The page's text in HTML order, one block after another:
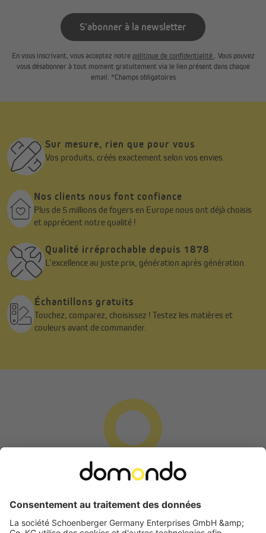
tolérances de dimensions
jusqu’à2 mm en largeur
jusqu’à2,5 cm en hauteur
Notre recommandation:
la hauteur220 cm.
décollement..
Le store Tenebra s’actionne en toute simplicité grâce à sa
chaînette fluide et précise. Selon vos préférences, le mécanisme
peut être installé à gauche ou à droite pour une utilisation
parfaitement adaptée à vos besoins.
Parce que la sécurité de vos enfants est essentielle, chaque store
est livré avec un clip de sécurité mural. Celui-ci permet de fixer la
S'abonner à la newsletter
En vous inscrivant, vous acceptez notre politique de confidentialité. . Vous pouvez
vous désabonner à tout moment gratuitement via le lien présent dans chaque
email. *Champs obligatoires
Sur mesure, rien que pour vous
Vos produits, créés exactement selon vos envies.
Nos clients nous font confiance
Plus de 5 millions de foyers en Europe nous ont déjà choisis
et apprécient notre qualité !
Qualité irréprochable depuis 1878
L’excellence au juste prix, génération après génération.
Échantillons gratuits
Touchez, comparez, choisissez ! Testez les matières et
couleurs avant de commander.